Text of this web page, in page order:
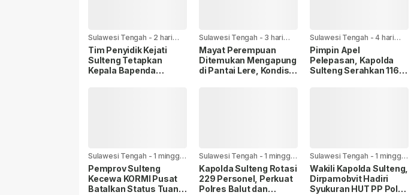
Sulawesi Tengah - 2 hari
yang lalu
Tim Penyidik Kejati
Sulteng Tetapkan
Kepala Bapenda
Sulawesi Tengah - 3 hari
yang lalu
Mayat Perempuan
Ditemukan Mengapung
di Pantai Lere, Kondisi
Sulawesi Tengah -4 hari
yang lalu
Pimpin Apel
Pelepasan, Kapolda
Sulteng Serahkan 116
Sulawesi Tengah -1 minggu
yang lalu
Pemprov Sulteng
Kecewa KORMI Pusat
Batalkan Status Tuan
Sulawesi Tengah -1 minggu
yang lalu
Kapolda Sulteng Rotasi
229 Personel, Perkuat
Polres Balut dan
Sulawesi Tengah -1 minggu
yang lalu
Wakili Kapolda Sulteng,
Dirpamobvit Hadiri
Syukuran HUT PP Polri